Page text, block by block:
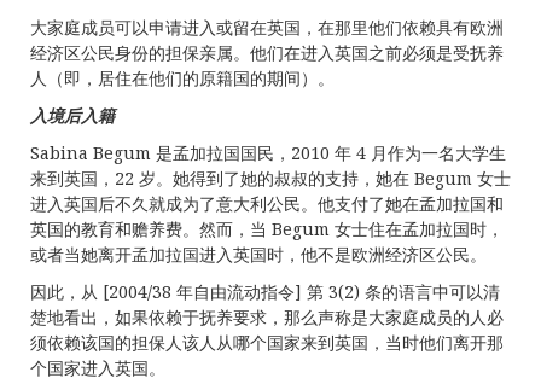
大家庭成员可以申请进入或留在英国，在那里他们依赖具有欧洲
经济区公民身份的担保亲属。他们在进入英国之前必须是受抚养
人（即，居住在他们的原籍国的期间）。
入境后入籍
Sabina Begum 是孟加拉国国民，2010 年 4 月作为一名大学生
来到英国，22 岁。她得到了她的叔叔的支持，她在 Begum 女士
进入英国后不久就成为了意大利公民。他支付了她在孟加拉国和
英国的教育和赡养费。然而，当 Begum 女士住在孟加拉国时，
或者当她离开孟加拉国进入英国时，他不是欧洲经济区公民。
因此，从 [2004/38 年自由流动指令] 第 3(2) 条的语言中可以清
楚地看出，如果依赖于抚养要求，那么声称是大家庭成员的人必
须依赖该国的担保人该人从哪个国家来到英国，当时他们离开那
个国家进入英国。